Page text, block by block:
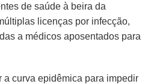
de saúde à beira da
licenças por infecção,
a médicos aposentados para
a curva epidêmica para impedir